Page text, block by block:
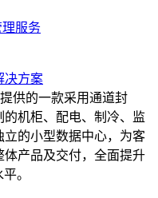
服务
决方案
供的一款采用通道封
的机柜、配电、制冷、监
立的小型数据中心，为客
体产品及交付，全面提升
。